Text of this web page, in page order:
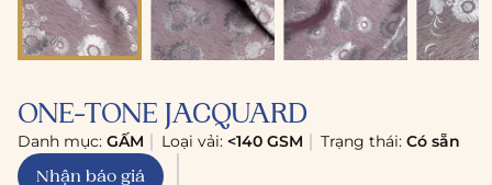
ONE-TONE JACQUARD
Danh mục: GẤM Loại vải: <140 GSM Trạng thái: Có sẵn
Nhận báo giá